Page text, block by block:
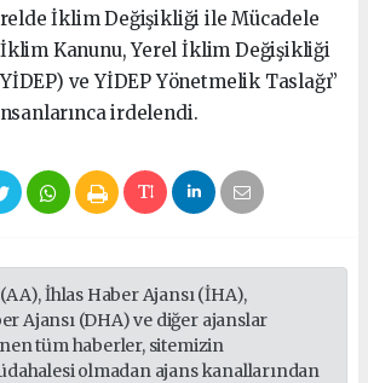
İklim Değişikliği ile Mücadele
Kanunu, Yerel İklim Değişikliği
ve YİDEP Yönetmelik Taslağı”
irdelendi.
İhlas Haber Ajansı (İHA),
Ajansı (DHA) ve diğer ajanslar
tüm haberler, sitemizin
olmadan ajans kanallarından